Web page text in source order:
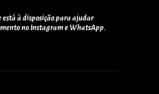
à disposição para ajudar
no Instagram e WhatsApp.